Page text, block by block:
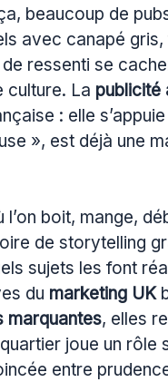
beaucoup de
avec canapé
ressenti se
culture. La publicité
: elle
», est déjà une
boit, mange,
de storytelling
sujets les font
du marketing UK
marquantes, elles
joue un rôle
entre